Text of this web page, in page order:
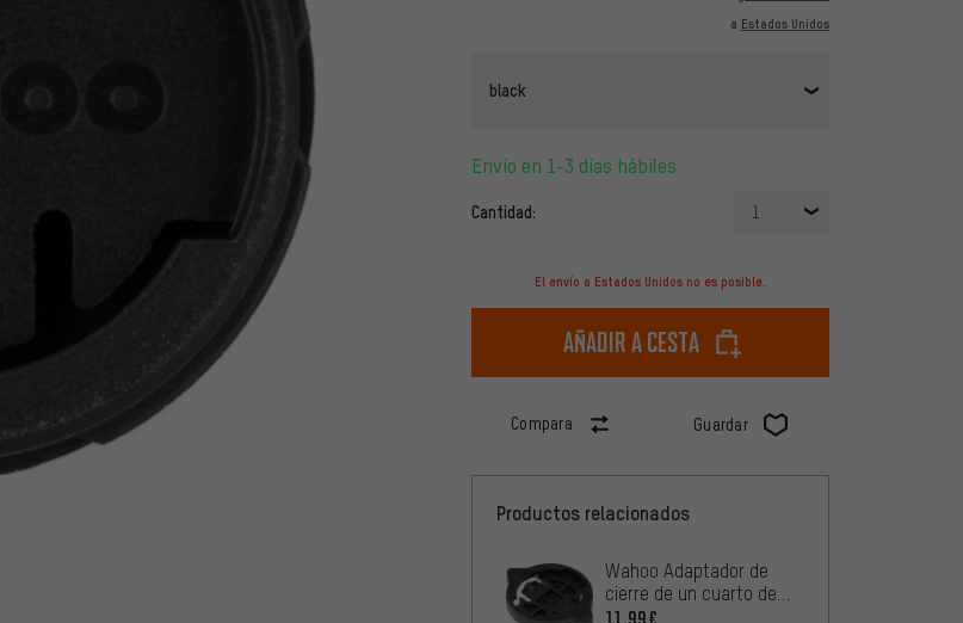
a Estados Unidos
black
Envío en 1-3 días hábiles
Cantidad: 1
El envío a Estados Unidos no es posible.
Añadir a cesta
Compara Guardar
Productos relacionados
Wahoo Adaptador de
cierre de un cuarto de
giro ELEMNT PUCK